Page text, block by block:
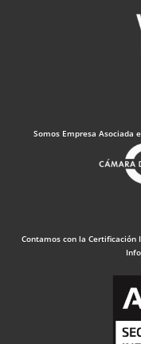
Somos Empresa Asociada
Contamos con la Certificación